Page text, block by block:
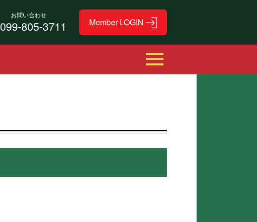
お問い合わせ
099-805-3711